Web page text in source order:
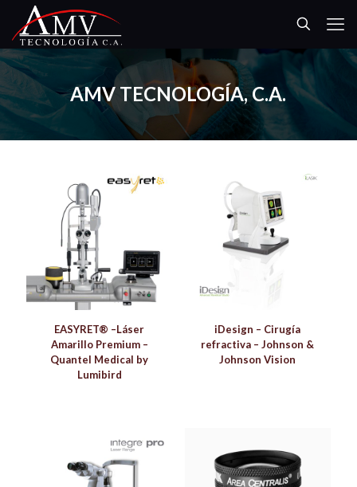
AMV TECNOLOGÍA, C.A.
EASYRET® –Láser
Amarillo Premium –
Quantel Medical by
Lumibird
iDesign – Cirugía
refractiva – Johnson &
Johnson Vision